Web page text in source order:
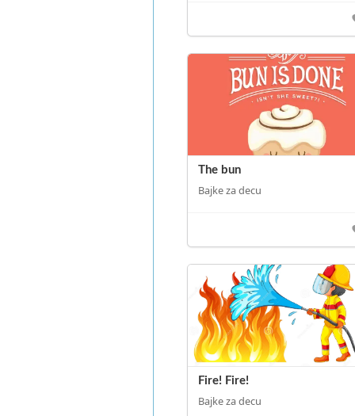
The bun
Bajke za decu
Fire! Fire!
Bajke za decu